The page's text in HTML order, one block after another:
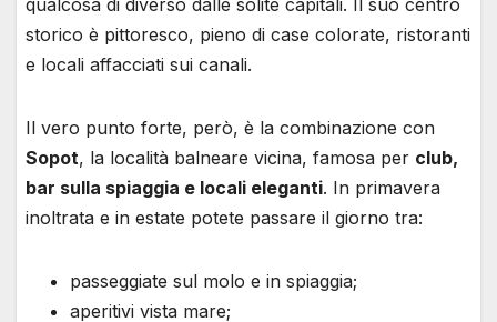
qualcosa di diverso dalle solite capitali. Il suo centro
storico è pittoresco, pieno di case colorate, ristoranti
e locali affacciati sui canali.
Il vero punto forte, però, è la combinazione con
Sopot, la località balneare vicina, famosa per club,
bar sulla spiaggia e locali eleganti. In primavera
inoltrata e in estate potete passare il giorno tra:
passeggiate sul molo e in spiaggia;
aperitivi vista mare;